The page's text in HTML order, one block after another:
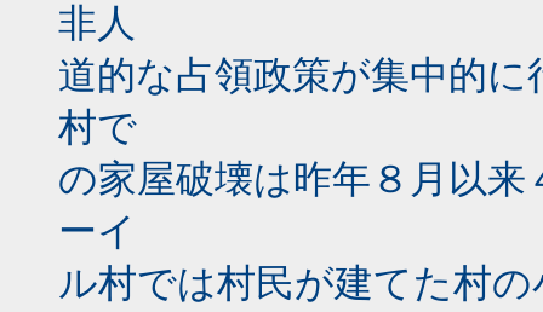
非人
道的な占領政策が集中的
村で
の家屋破壊は昨年８月以
ーイ
ル村では村民が建てた村